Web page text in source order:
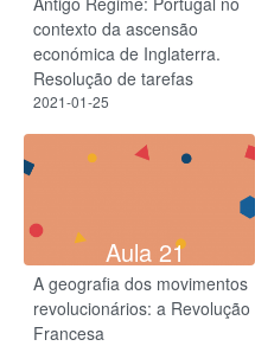
contexto da ascensão
económica de Inglaterra.
Resolução de tarefas
2021-01-25
Aula 21
A geografia dos movimentos
revolucionários: a Revolução
Francesa